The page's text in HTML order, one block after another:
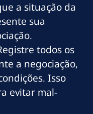
a situação da
sua
todos os
a negociação,
Isso
evitar mal-